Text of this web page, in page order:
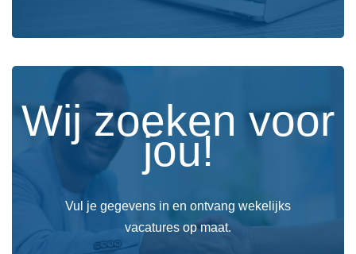
Wij zoeken voor
jou!
Vul je gegevens in en ontvang wekelijks
vacatures op maat.